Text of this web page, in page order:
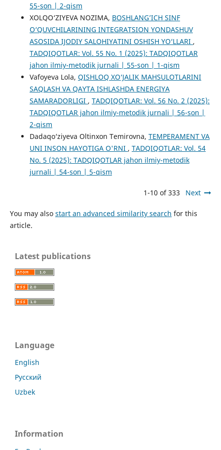
55-son | 2-qism
XOLQO‘ZIYEVA NOZIMA, BOSHLANG’ICH SINF
O‘QUVCHILARINING INTEGRATSION YONDASHUV
ASOSIDA IJODIY SALOHIYATINI OSHISH YO‘LLARI ,
TADQIQOTLAR: Vol. 55 No. 1 (2025): TADQIQOTLAR
jahon ilmiy-metodik jurnali | 55-son | 1-qism
Vafoyeva Lola, QISHLOQ XO‘JALIK MAHSULOTLARINI
SAQLASH VA QAYTA ISHLASHDA ENERGIYA
SAMARADORLIGI , TADQIQOTLAR: Vol. 56 No. 2 (2025):
TADQIQOTLAR jahon ilmiy-metodik jurnali | 56-son |
2-qism
Dadaqo‘ziyeva Oltinxon Temirovna, TEMPERAMENT VA
UNI INSON HAYOTIGA O'RNI , TADQIQOTLAR: Vol. 54
No. 5 (2025): TADQIQOTLAR jahon ilmiy-metodik
jurnali | 54-son | 5-qism
1-10 of 333 Next
You may also start an advanced similarity search for this
article.
Latest publications
Language
English
Русский
Uzbek
Information